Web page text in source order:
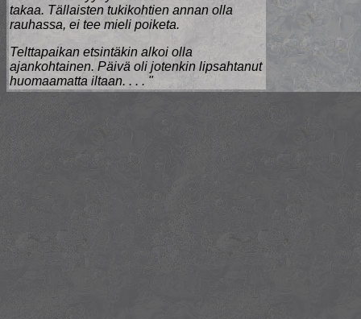
takaa. Tällaisten tukikohtien annan olla
rauhassa, ei tee mieli poiketa.
Telttapaikan etsintäkin alkoi olla
ajankohtainen. Päivä oli jotenkin lipsahtanut
huomaamatta iltaan. . . . "